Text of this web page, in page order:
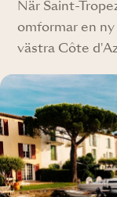
När Saint-
omformar en
västra Côte